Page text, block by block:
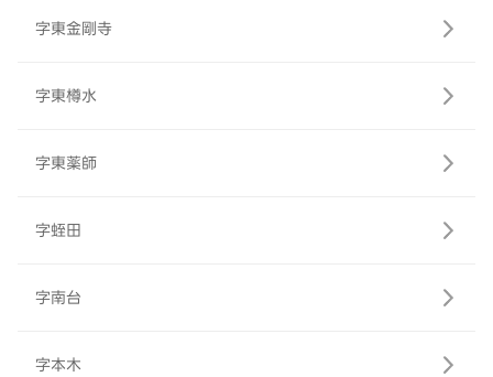
字東金剛寺
字東樽水
字東薬師
字蛭田
字南台
字本木